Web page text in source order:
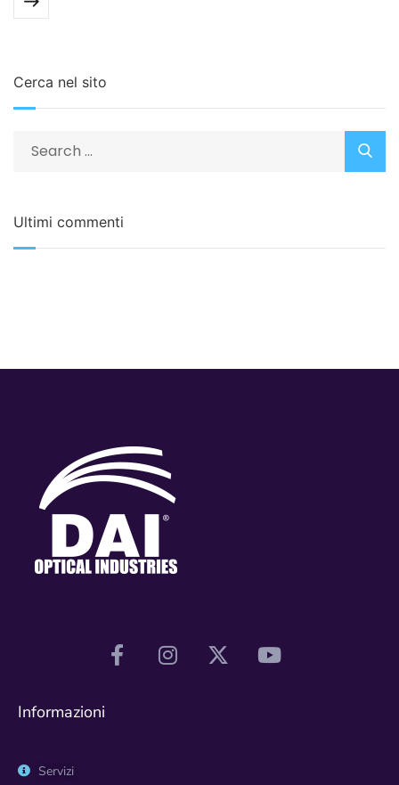
Cerca nel sito
Ultimi commenti
Informazioni
Servizi